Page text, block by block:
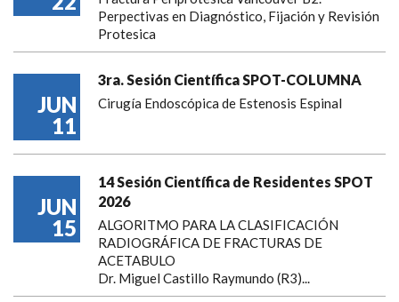
Perpectivas en Diagnóstico, Fijación y Revisión
Protesica
JUN
11
3ra. Sesión Científica SPOT-COLUMNA
Cirugía Endoscópica de Estenosis Espinal
JUN
15
14 Sesión Científica de Residentes SPOT
2026
ALGORITMO PARA LA CLASIFICACIÓN
RADIOGRÁFICA DE FRACTURAS DE
ACETABULO
Dr. Miguel Castillo Raymundo (R3)...